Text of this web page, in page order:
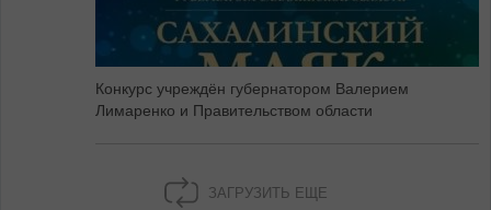
Конкурс учреждён губернатором Валерием
Лимаренко и Правительством области
ЗАГРУЗИТЬ ЕЩЕ